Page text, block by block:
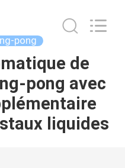
pong
de
pong avec
liquides